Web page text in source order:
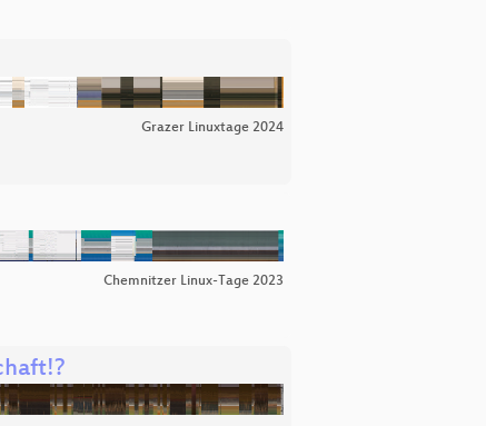
Grazer Linuxtage 2024
Chemnitzer Linux-Tage 2023